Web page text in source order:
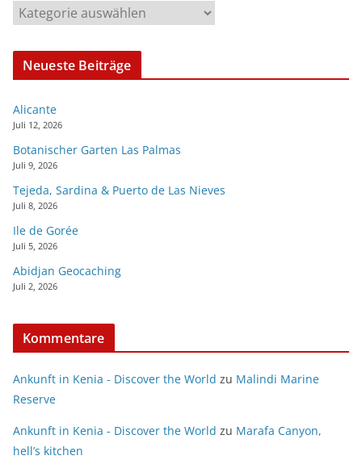
Neueste Beiträge
Alicante
Juli 12, 2026
Botanischer Garten Las Palmas
Juli 9, 2026
Tejeda, Sardina & Puerto de Las Nieves
Juli 8, 2026
Ile de Gorée
Juli 5, 2026
Abidjan Geocaching
Juli 2, 2026
Kommentare
Ankunft in Kenia - Discover the World zu Malindi Marine
Reserve
Ankunft in Kenia - Discover the World zu Marafa Canyon,
hell’s kitchen